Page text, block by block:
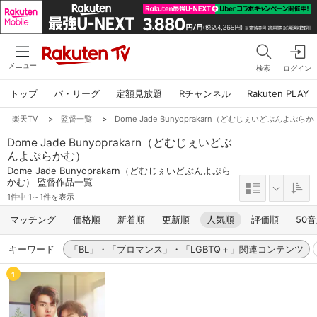
メニュー 検索 ログイン
トップ パ・リーグ 定額見放題 Rチャンネル Rakuten PLAY
楽天TV > 監督一覧 > Dome Jade Bunyoprakarn（どむじぇいどぶんよぷらか
Dome Jade Bunyoprakarn（どむじぇいどぶ
んよぷらかむ）
Dome Jade Bunyoprakarn（どむじぇいどぶんよぷら
かむ） 監督作品一覧
1件中 1～1件を表示
マッチング 価格順 新着順 更新順 人気順 評価順 50
キーワード 「BL」・「ブロマンス」・「LGBTQ＋」関連コンテンツ
1